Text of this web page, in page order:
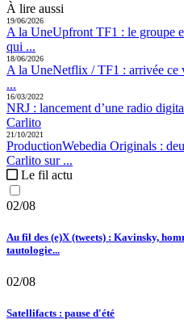
À lire aussi
19/06/2026
A la UneUpfront TF1 : le groupe
qui ...
18/06/2026
A la UneNetflix / TF1 : arrivée ce
...
16/03/2022
NRJ : lancement d’une radio
Carlito
21/10/2021
ProductionWebedia Originals :
Carlito sur ...
Le fil actu
02/08
Au fil des (e)X (tweets) : Kavinsky,
tautologie...
02/08
Satellifacts : pause d'été